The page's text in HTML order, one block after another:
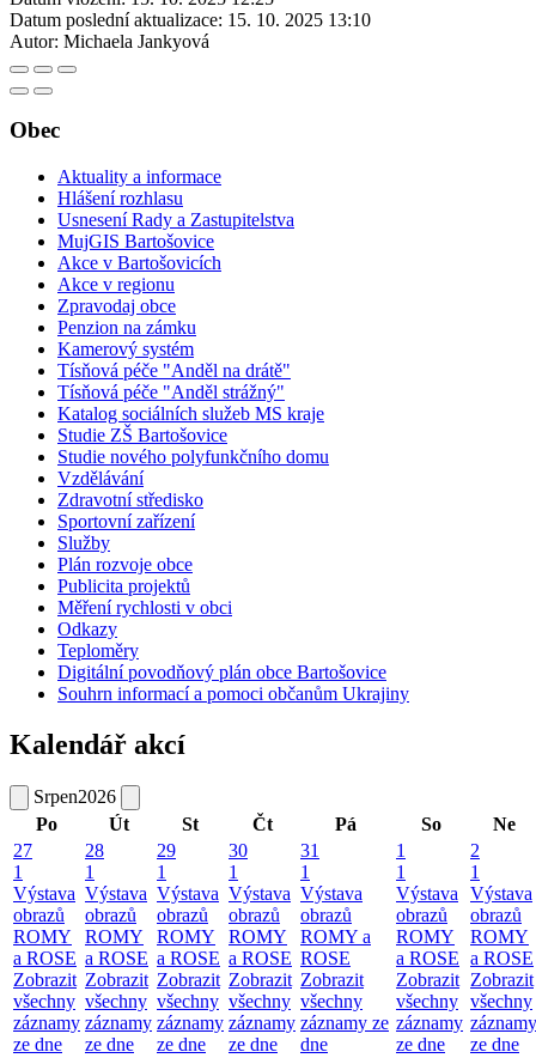
Datum poslední aktualizace: 15. 10. 2025 13:10
Autor: Michaela Jankyová
Obec
Aktuality a informace
Hlášení rozhlasu
Usnesení Rady a Zastupitelstva
MujGIS Bartošovice
Akce v Bartošovicích
Akce v regionu
Zpravodaj obce
Penzion na zámku
Kamerový systém
Tísňová péče "Anděl na drátě"
Tísňová péče "Anděl strážný"
Katalog sociálních služeb MS kraje
Studie ZŠ Bartošovice
Studie nového polyfunkčního domu
Vzdělávání
Zdravotní středisko
Sportovní zařízení
Služby
Plán rozvoje obce
Publicita projektů
Měření rychlosti v obci
Odkazy
Teploměry
Digitální povodňový plán obce Bartošovice
Souhrn informací a pomoci občanům Ukrajiny
Kalendář akcí
Srpen2026
Po
Út St Čt Pá So
Ne
27
1
Výstava
obrazů
ROMY
a ROSE
Zobrazit
všechny
záznamy
ze dne
28
1
Výstava
obrazů
ROMY
a ROSE
Zobrazit
všechny
záznamy
ze dne
29
1
Výstava
obrazů
ROMY
a ROSE
Zobrazit
všechny
záznamy
ze dne
30
1
Výstava
obrazů
ROMY
a ROSE
Zobrazit
všechny
záznamy
ze dne
31
1
Výstava
obrazů
ROMY a
ROSE
Zobrazit
všechny
záznamy ze
dne
1
1
Výstava
obrazů
ROMY
a ROSE
Zobrazit
všechny
záznamy
ze dne
2
1
Výstava
obrazů
ROMY
a ROSE
Zobrazit
všechny
záznamy
ze dne